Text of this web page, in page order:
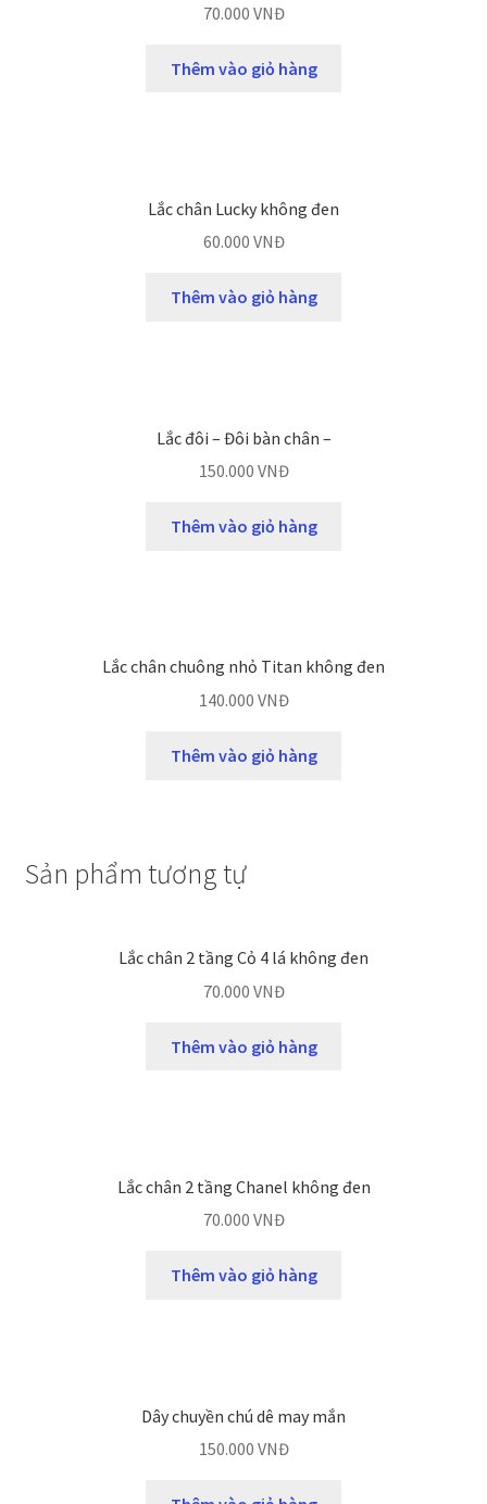
70.000 VNĐ
Thêm vào giỏ hàng
Lắc chân Lucky không đen
60.000 VNĐ
Thêm vào giỏ hàng
Lắc đôi – Đôi bàn chân –
150.000 VNĐ
Thêm vào giỏ hàng
Lắc chân chuông nhỏ Titan không đen
140.000 VNĐ
Thêm vào giỏ hàng
Sản phẩm tương tự
Lắc chân 2 tầng Cỏ 4 lá không đen
70.000 VNĐ
Thêm vào giỏ hàng
Lắc chân 2 tầng Chanel không đen
70.000 VNĐ
Thêm vào giỏ hàng
Dây chuyền chú dê may mắn
150.000 VNĐ